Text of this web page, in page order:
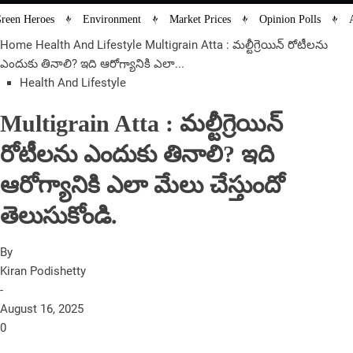
Heroes Environment Market Prices Opinion Polls
Home Health And Lifestyle Multigrain Atta : మల్టీగ్రెయిన్ రోటీలను
ఎందుకు తినాలి? ఇది ఆరోగ్యానికి ఎలా...
Health And Lifestyle
Multigrain Atta : మల్టీగ్రెయిన్
రోటీలను ఎందుకు తినాలి? ఇది
ఆరోగ్యానికి ఎలా మేలు చేస్తుందో
తెలుసుకోండి.
By
Kiran Podishetty
-
August 16, 2025
0